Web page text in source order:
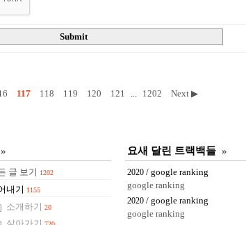
Submit
117 118 119 120 121 ... 1202 Next ▶
»
글 보기 1202
내기 1155
소개하기 20
요새 달린 트랙백들 »
2020 / google ranking
google ranking
2020 / google ranking
google ranking